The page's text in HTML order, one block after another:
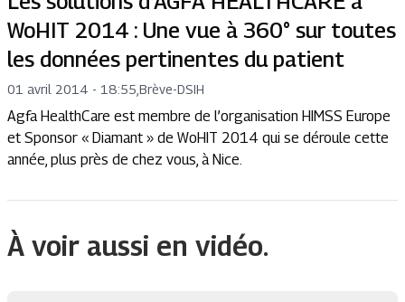
WoHIT 2014 : Une vue à 360° sur toutes
les données pertinentes du patient
01 avril 2014 - 18:55 Brève-DSIH
Agfa HealthCare est membre de l’organisation HIMSS Europe
et Sponsor « Diamant » de WoHIT 2014 qui se déroule cette
année, plus près de chez vous, à Nice.
À voir aussi en vidéo.